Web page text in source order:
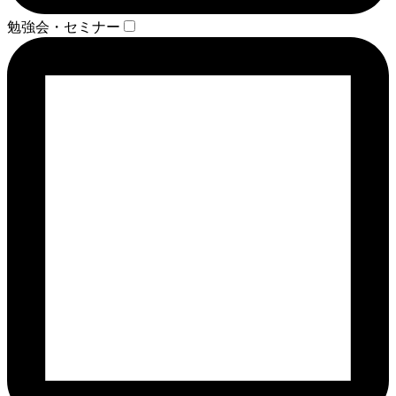
勉強会・セミナー